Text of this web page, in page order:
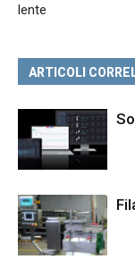
lente
ARTICOLI